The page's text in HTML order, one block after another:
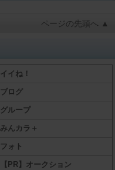
ページの先頭へ ▲
イイね！
ブログ
グループ
みんカラ＋
フォト
【PR】オークション